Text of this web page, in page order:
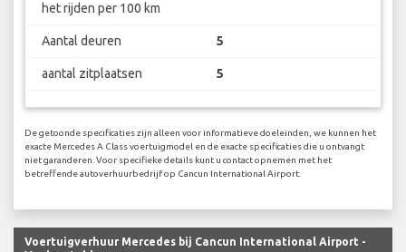
het rijden per 100 km
Aantal deuren 5
aantal zitplaatsen 5
De getoonde specificaties zijn alleen voor informatieve doeleinden, we kunnen het
exacte Mercedes A Class voertuigmodel en de exacte specificaties die u ontvangt
niet garanderen. Voor specifieke details kunt u contact opnemen met het
betreffende autoverhuurbedrijf op Cancun International Airport.
Voertuigverhuur Mercedes bij Cancun International Airport -